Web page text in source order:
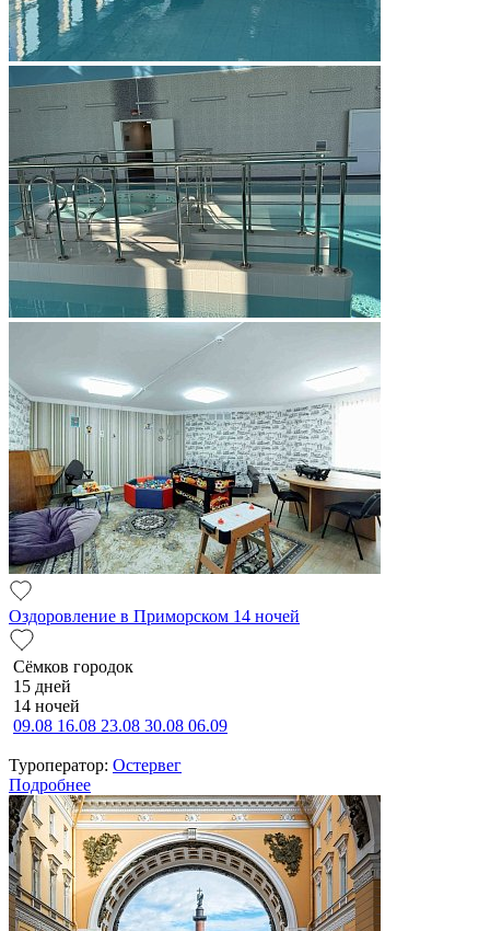
Оздоровление в Приморском 14 ночей
Сёмков городок
15 дней
14 ночей
09.08 16.08 23.08 30.08 06.09
Туроператор: Остервег
Подробнее